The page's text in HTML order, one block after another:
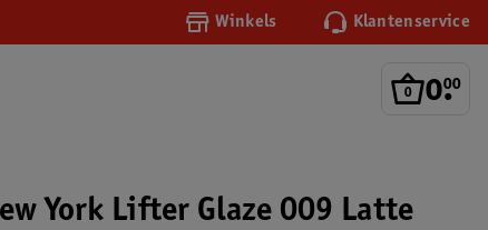
Winkels Klantenservice
0.
00
York Lifter Glaze 009 Latte